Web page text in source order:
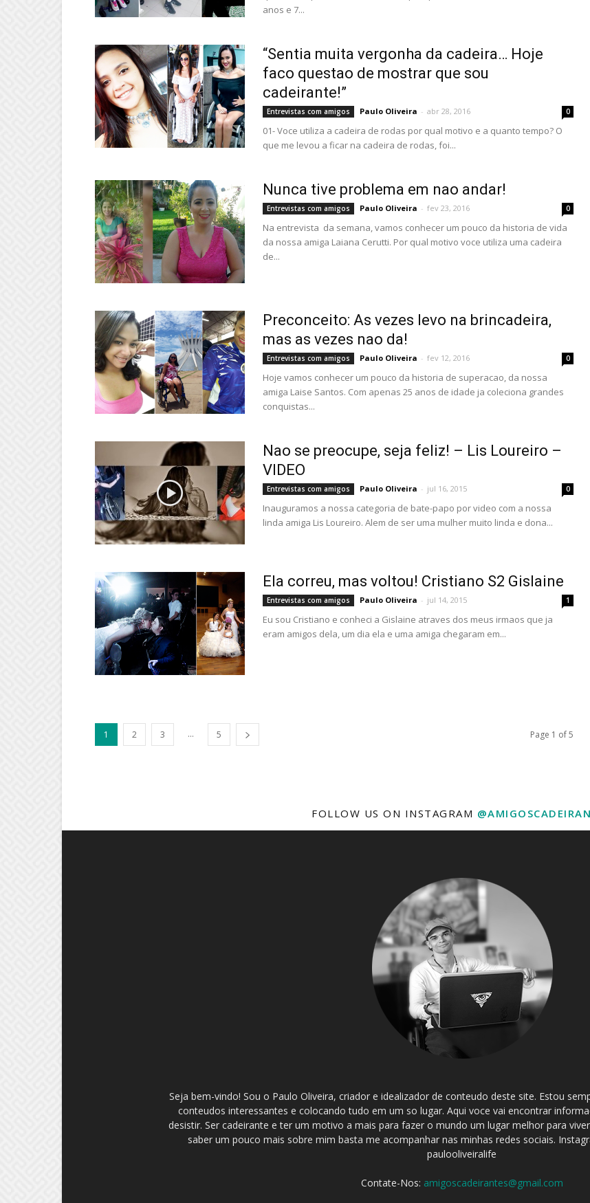
anos e 7...
“Sentia muita vergonha da cadeira… Hoje
faco questao de mostrar que sou
cadeirante!”
Entrevistas com amigos Paulo Oliveira - abr 28, 2016 0
01- Voce utiliza a cadeira de rodas por qual motivo e a quanto tempo? O
que me levou a ficar na cadeira de rodas, foi...
Nunca tive problema em nao andar!
Entrevistas com amigos Paulo Oliveira - fev 23, 2016 0
Na entrevista da semana, vamos conhecer um pouco da historia de vida
da nossa amiga Laiana Cerutti. Por qual motivo voce utiliza uma cadeira
de...
Preconceito: As vezes levo na brincadeira,
mas as vezes nao da!
Entrevistas com amigos Paulo Oliveira - fev 12, 2016 0
Hoje vamos conhecer um pouco da historia de superacao, da nossa
amiga Laise Santos. Com apenas 25 anos de idade ja coleciona grandes
conquistas...
Nao se preocupe, seja feliz! – Lis Loureiro –
VIDEO
Entrevistas com amigos Paulo Oliveira - jul 16, 2015 0
Inauguramos a nossa categoria de bate-papo por video com a nossa
linda amiga Lis Loureiro. Alem de ser uma mulher muito linda e dona...
Ela correu, mas voltou! Cristiano S2 Gislaine
Entrevistas com amigos Paulo Oliveira - jul 14, 2015 1
Eu sou Cristiano e conheci a Gislaine atraves dos meus irmaos que ja
eram amigos dela, um dia ela e uma amiga chegaram em...
1 2 3 ... 5 Page 1 of 5
FOLLOW US ON INSTAGRAM
Seja bem-vindo! Sou o Paulo Oliveira, criador e idealizador de conteudo deste site. Estou
conteudos interessantes e colocando tudo em um so lugar. Aqui voce vai encontrar
desistir. Ser cadeirante e ter um motivo a mais para fazer o mundo um lugar melhor para
saber um pouco mais sobre mim basta me acompanhar nas minhas redes sociais.
paulooliveiralife
Contate-Nos: amigoscadeirantes@gmail.com